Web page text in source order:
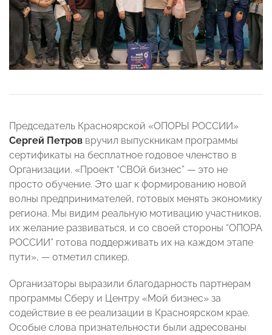
Председатель Красноярской «ОПОРЫ РОССИИ»
Сергей Петров вручил выпускникам программы
сертификаты на бесплатное годовое членство в
Организации. «Проект “СВОй бизнес” — это не
просто обучение. Это шаг к формированию новой
волны предпринимателей, готовых менять экономику
региона. Мы видим реальную мотивацию участников,
их желание развиваться, и со своей стороны “ОПОРА
РОССИИ” готова поддерживать их на каждом этапе
пути», — отметил спикер.
Организаторы выразили благодарность партнерам
программы Сберу и Центру «Мой бизнес» за
содействие в ее реализации в Красноярском крае.
Особые слова признательности были адресованы